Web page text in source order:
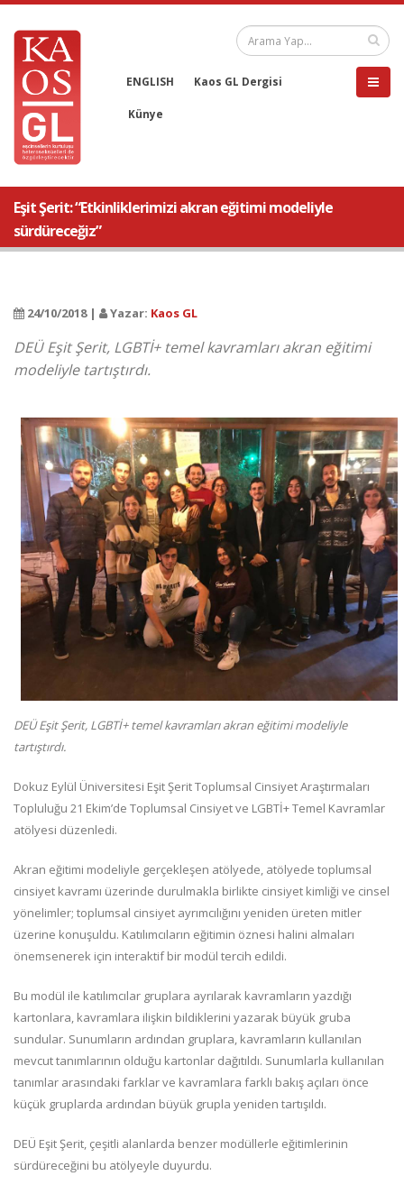
ENGLISH Kaos GL Dergisi
Künye
Eşit Şerit: “Etkinliklerimizi akran eğitimi modeliyle
sürdüreceğiz”
24/10/2018 | Yazar: Kaos GL
DEÜ Eşit Şerit, LGBTİ+ temel kavramları akran eğitimi
modeliyle tartıştırdı.
DEÜ Eşit Şerit, LGBTİ+ temel kavramları akran eğitimi modeliyle
tartıştırdı.
Dokuz Eylül Üniversitesi Eşit Şerit Toplumsal Cinsiyet Araştırmaları
Topluluğu 21 Ekim’de Toplumsal Cinsiyet ve LGBTİ+ Temel Kavramlar
atölyesi düzenledi.
Akran eğitimi modeliyle gerçekleşen atölyede, atölyede toplumsal
cinsiyet kavramı üzerinde durulmakla birlikte cinsiyet kimliği ve cinsel
yönelimler; toplumsal cinsiyet ayrımcılığını yeniden üreten mitler
üzerine konuşuldu. Katılımcıların eğitimin öznesi halini almaları
önemsenerek için interaktif bir modül tercih edildi.
Bu modül ile katılımcılar gruplara ayrılarak kavramların yazdığı
kartonlara, kavramlara ilişkin bildiklerini yazarak büyük gruba
sundular. Sunumların ardından gruplara, kavramların kullanılan
mevcut tanımlarının olduğu kartonlar dağıtıldı. Sunumlarla kullanılan
tanımlar arasındaki farklar ve kavramlara farklı bakış açıları önce
küçük gruplarda ardından büyük grupla yeniden tartışıldı.
DEÜ Eşit Şerit, çeşitli alanlarda benzer modüllerle eğitimlerinin
sürdüreceğini bu atölyeyle duyurdu.